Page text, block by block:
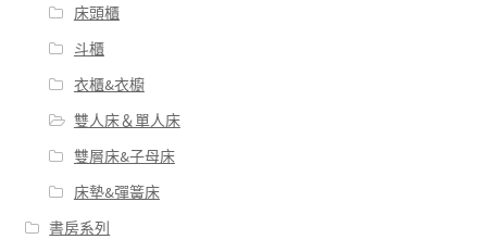
床頭櫃
斗櫃
衣櫃&衣櫥
雙人床＆單人床
雙層床&子母床
床墊&彈簧床
書房系列